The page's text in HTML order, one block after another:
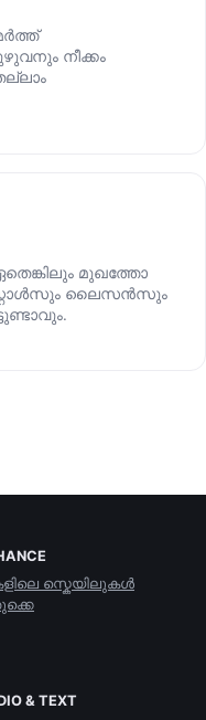
നീക്കം
ഏതെങ്കിലും മുഖത്തോ
ലൈസന്‍സും
സ്കെയിലുകള്‍
& TEXT